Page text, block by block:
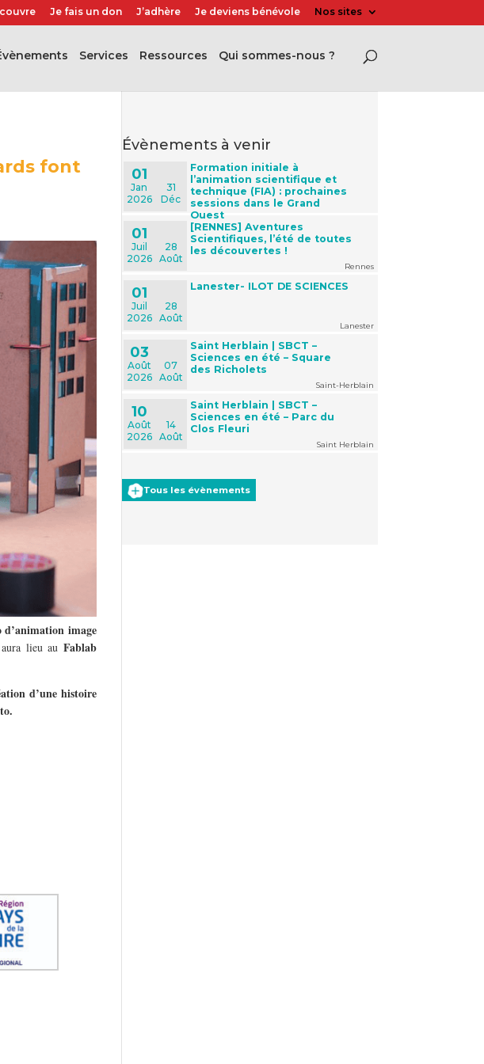
Je fais un don J’adhère Je deviens bénévole Nos sites
évènements Services Ressources Qui sommes-nous ?
font
image
lieu au Fablab
d’une histoire
évènements à venir
01
Jan
2026
31
Déc
Formation initiale à
l’animation scientifique et
technique (FIA) : prochaines
sessions dans le Grand
Ouest
01
Juil
2026
28
Août
[RENNES] Aventures
Scientifiques, l’été de toutes
les découvertes !
Rennes
01
Juil
2026
28
Août
Lanester- ILOT DE SCIENCES
Lanester
03
Août
2026
07
Août
Saint Herblain | SBCT –
Sciences en été – Square
des Richolets
Saint-Herblain
10
Août
2026
14
Août
Saint Herblain | SBCT –
Sciences en été – Parc du
Clos Fleuri
Saint Herblain
Tous les évènements